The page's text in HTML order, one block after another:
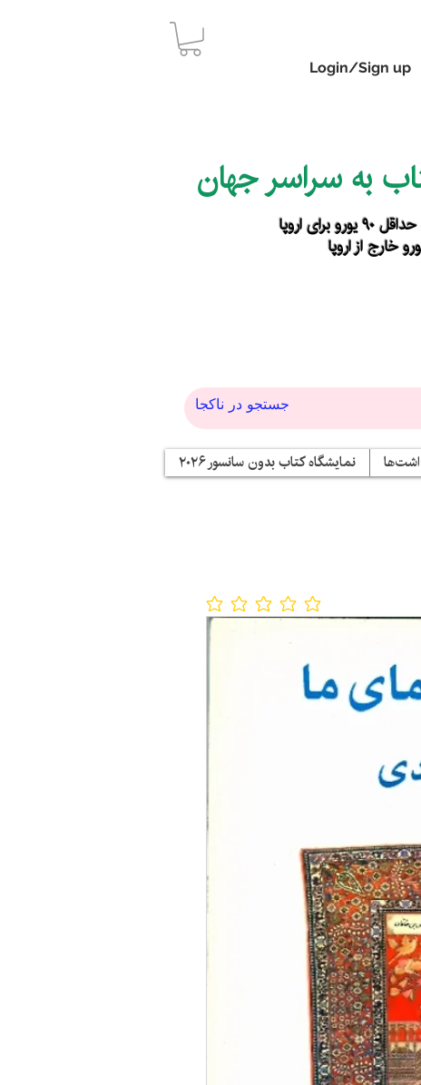
Login/Sign up
به سراسر جهان
برای اروپا
نمایشگاه کتاب بدون سانسور ۲۰۲۶
No ratings yet